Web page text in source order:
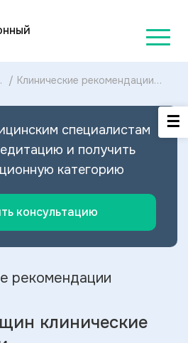
/ Клинические рекомендации
диагностика и лечение
специалистам
и получить
категорию
консультацию
рекомендации
клинические